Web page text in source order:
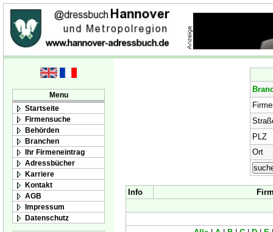
Menu
Startseite
Firmensuche
Behörden
Branchen
Ihr Firmeneintrag
Adressbücher
Karriere
Kontakt
AGB
Impressum
Datenschutz
PLZ
Ort
Info